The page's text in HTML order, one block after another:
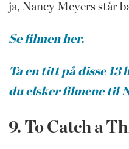
ja, Nancy Meyers står
Se filmen her.
Ta en titt på disse 13
du elsker filmene til
9. To Catch a